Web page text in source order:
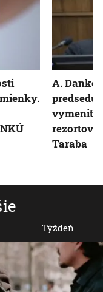
Týždeň
A. Danko
predsedu
vymeniť
rezortov
Taraba